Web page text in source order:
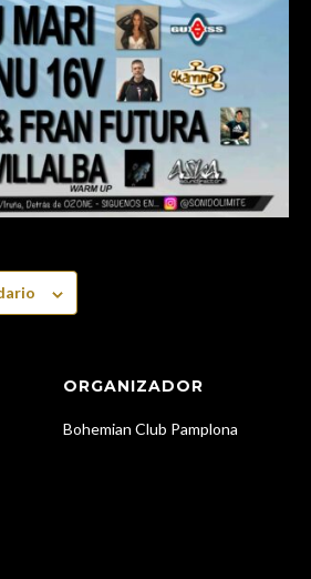
ORGANIZADOR
Bohemian Club Pamplona